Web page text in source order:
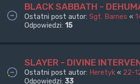
BLACK SABBATH -
Ostatni post autor: Sgt. Barnes «
Odpowiedzi: 15
SLAYER - DIVINE
Ostatni post autor: Heretyk « 22-
Odpowiedzi: 33